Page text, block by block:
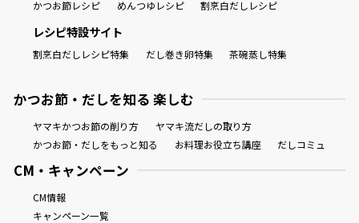
かつお節レシピ めんつゆレシピ 割烹白だしレシピ
レシピ特設サイト
割烹白だしレシピ特集 だし巻き卵特集 茶碗蒸し特集
かつお節・だしを知る 楽しむ
ヤマキかつお節の削り方
ヤマキ流だしの取り方
かつお節・だしをもっと知る
お料理お役立ち講座 だしコミュ
CM・キャンペーン
CM情報
キャンペーン一覧